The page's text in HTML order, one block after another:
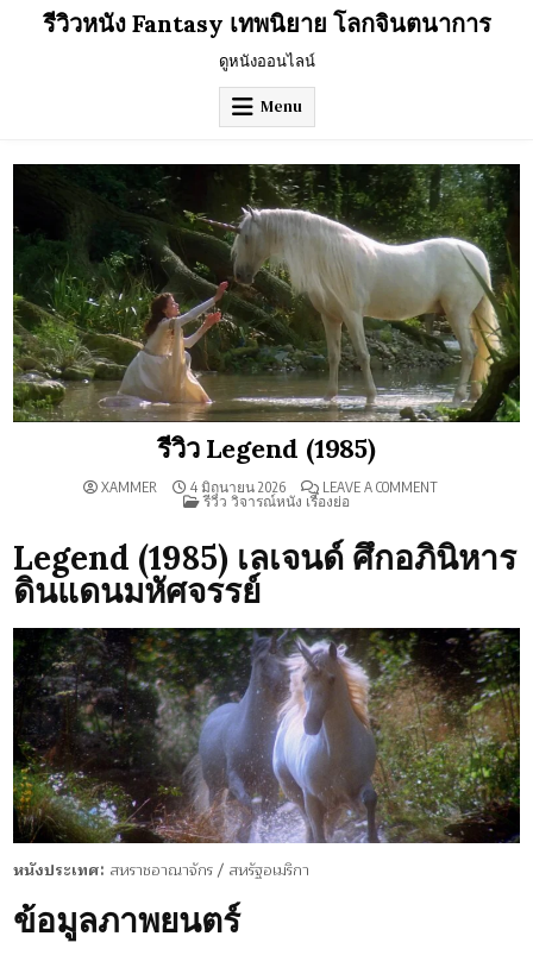
รีวิวหนัง Fantasy เทพนิยาย โลกจินตนาการ
ดูหนังออนไลน์
Menu
รีวิว Legend (1985)
XAMMER 4 มิถุนายน 2026 LEAVE A COMMENTON
POSTED
รีวิว วิจารณ์หนัง เรื่องย่อ
Legend (1985) เลเจนด์ ศึกอภินิหาร
ดินแดนมหัศจรรย์
หนังประเทศ: สหราชอาณาจักร / สหรัฐอเมริกา
ข้อมูลภาพยนตร์